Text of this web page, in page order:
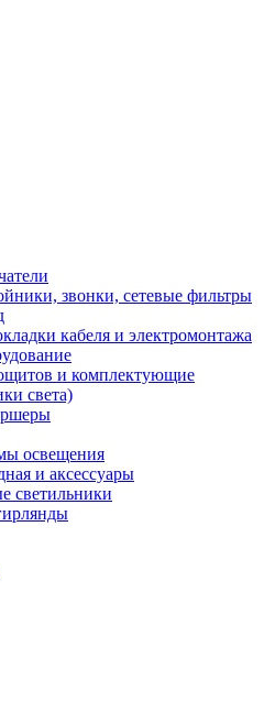
звонки, сетевые фильтры
кабеля и электромонтажа
и комплектующие
света)
освещения
и аксессуары
светильники